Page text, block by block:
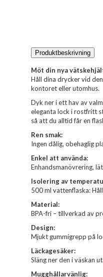
Produktbeskrivning
Möt din nya
Håll dina drycker vid
kontoret eller utomhus.
Dyk ner i ett hav av
eleganta lock i rostfritt
så att du alltid får en
Ren smak:
Ingen dålig, obehaglig
Enkel att använda:
Enhandsmanövrering,
Isolering av
500 ml vattenflaska:
Material:
BPA-fri – tillverkad av
Design:
Mjukt gummigrepp på
Läckagesäker:
Släng ner den i väskan
Mugghållarvänlig: